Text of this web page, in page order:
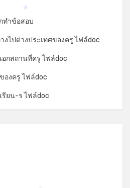
ทำข้อสอบ
ไปต่างประเทศของครู ไฟล์doc
กสถานที่ครู ไฟล์doc
งครู ไฟล์doc
ยน-ร ไฟล์doc
*